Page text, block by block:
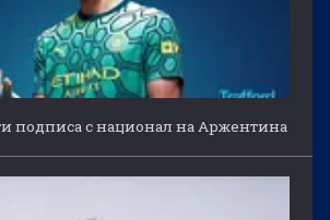
подписа с национал на Аржентина